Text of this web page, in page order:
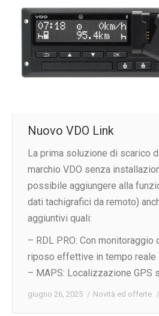
Nuovo VDO Link
La prima soluzione di scarico
marchio VDO senza
possibile aggiungere alla
dati tachigrafici da remoto)
aggiuntivi quali:
– RDL PRO: Con monitoraggio
riposo effettive in tempo reale
– MAPS: Localizzazione GPS
giugno 26, 2025 Novità ed offerte